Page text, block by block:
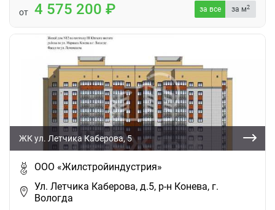
от 4 575 200 за все за м2
ЖК ул. Летчика Каберова, 5
ООО «Жилстройиндустрия»
Ул. Летчика Каберова, д.5, р-н Конева, г.
Вологда